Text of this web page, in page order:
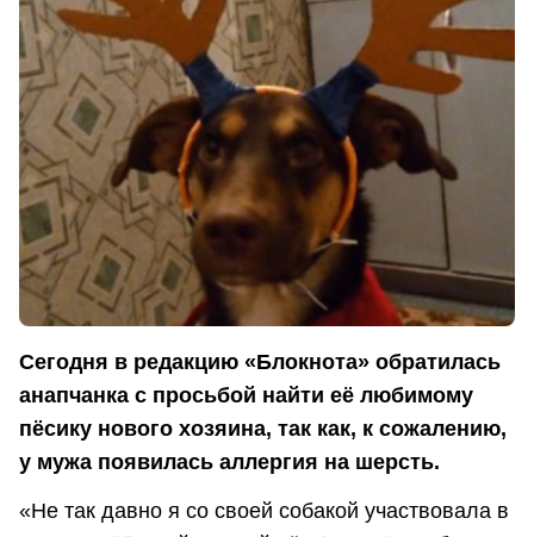
Сегодня в редакцию «Блокнота» обратилась
анапчанка с просьбой найти её любимому
пёсику нового хозяина, так как, к сожалению,
у мужа появилась аллергия на шерсть.
«Не так давно я со своей собакой участвовала в